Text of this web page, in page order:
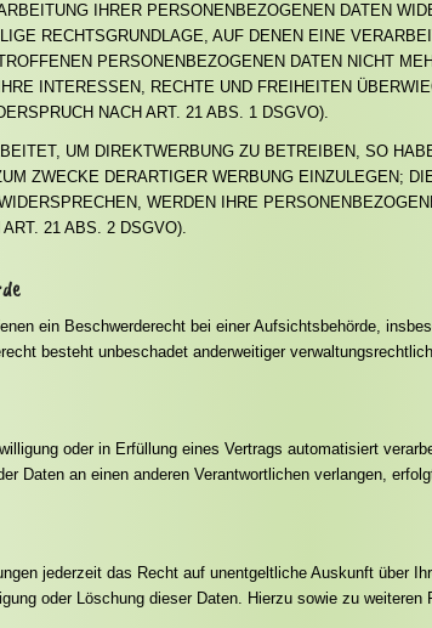
IHRER PERSONENBEZOGENEN DATEN
RECHTSGRUNDLAGE, AUF DENEN EINE
PERSONENBEZOGENEN DATEN NICHT
INTERESSEN, RECHTE UND FREIHEITEN
NACH ART. 21 ABS. 1 DSGVO).
UM DIREKTWERBUNG ZU BETREIBEN, SO
ZWECKE DERARTIGER WERBUNG EINZULEGEN;
WERDEN IHRE
21 ABS. 2 DSGVO).
ein Beschwerderecht bei einer Aufsichtsbehörde,
besteht unbeschadet anderweitiger
oder in Erfüllung eines Vertrags automatisiert
Daten an einen anderen Verantwortlichen verlangen,
jederzeit das Recht auf unentgeltliche Auskunft über
oder Löschung dieser Daten. Hierzu sowie zu